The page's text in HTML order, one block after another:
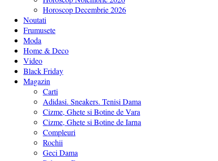
Horoscop Decembrie 2026
Noutati
Frumusete
Moda
Home & Deco
Video
Black Friday
Magazin
Carti
Adidasi. Sneakers. Tenisi Dama
Cizme, Ghete si Botine de Vara
Cizme, Ghete si Botine de Iarna
Compleuri
Rochii
Geci Dama